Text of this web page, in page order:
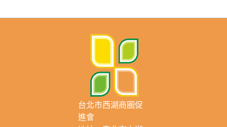
台北市西湖商圈促
進會